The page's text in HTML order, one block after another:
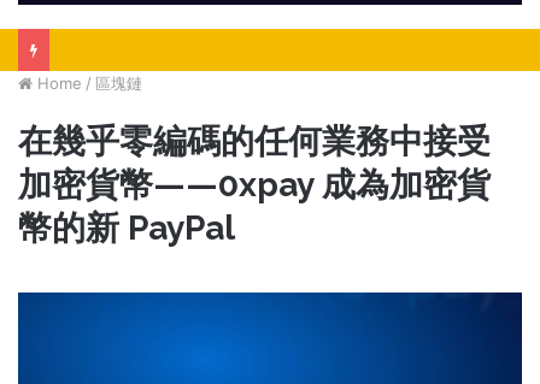
Home / 區塊鏈
在幾乎零編碼的任何業務中接受
加密貨幣——0xpay 成為加密貨
幣的新 PayPal